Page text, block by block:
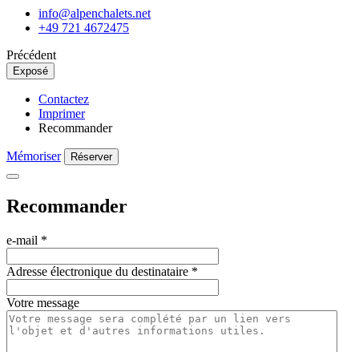
info@alpenchalets.net
+49 721 4672475
Précédent
Exposé
Contactez
Imprimer
Recommander
Mémoriser Réserver
Recommander
e-mail *
Adresse électronique du destinataire *
Votre message